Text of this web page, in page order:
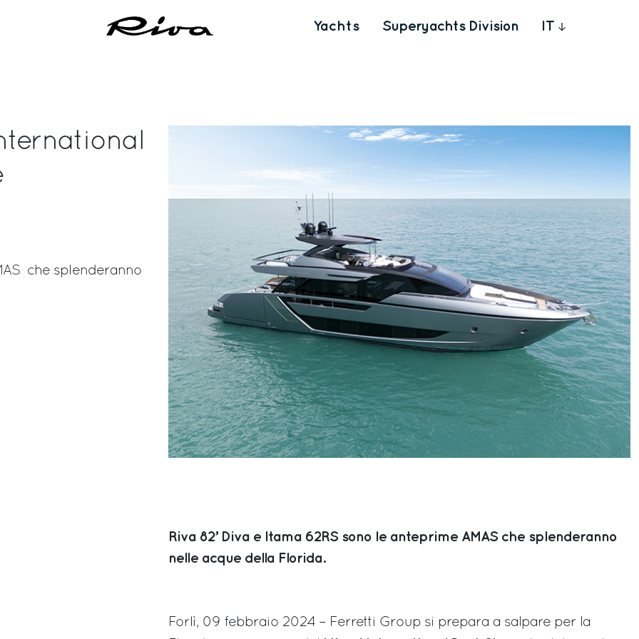
Yachts Superyachts Division IT
che splenderanno
Riva 82’ Diva e Itama 62RS sono le anteprime AMAS che splenderanno
nelle acque della Florida.
Forlì, 09 febbraio 2024 – Ferretti Group si prepara a salpare per la